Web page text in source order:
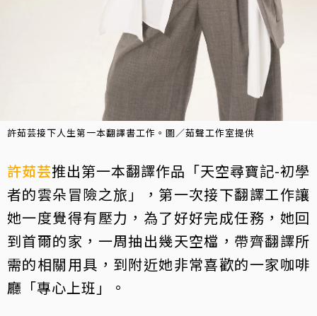
許茹芸接下人生第一本翻譯書工作。圖／茹聲工作室提供
許茹芸推出第一本翻譯作品「天空尋寶記-初學
者的雲朵冒險之旅」，第一次接下翻譯工作讓
她一度覺得有壓力，為了好好完成任務，她回
到首爾的家，一周抽出幾天空檔，帶齊翻譯所
需的相關用具，到附近她非常喜歡的一家咖啡
廳「專心上班」。